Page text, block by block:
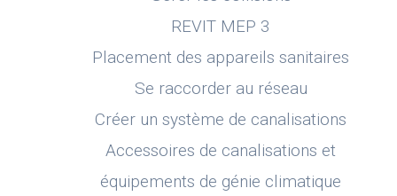
REVIT MEP 3
Placement des appareils sanitaires
Se raccorder au réseau
Créer un système de canalisations
Accessoires de canalisations et
équipements de génie climatique